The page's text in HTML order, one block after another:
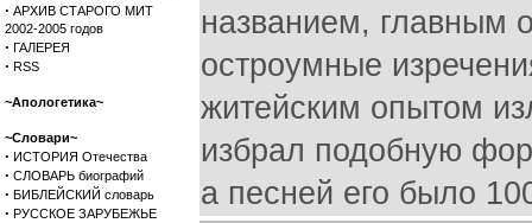
· АРХИВ СТАРОГО МИТ
2002-2005 годов
· ГАЛЕРЕЯ
· RSS
~Апологетика~
~Словари~
· ИСТОРИЯ Отечества
· СЛОВАРЬ биографий
· БИБЛЕЙСКИЙ словарь
· РУССКОЕ ЗАРУБЕЖЬЕ
названием, главным
остроумные
житейским опытом
избрал подобную
а песней его было